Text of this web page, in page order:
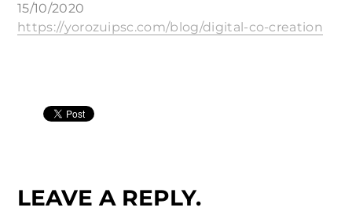
15/10/2020
https://yorozuipsc.com/blog/digital-co-creation
LEAVE A REPLY.